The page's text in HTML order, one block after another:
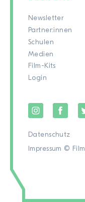
Newsletter
Partner:innen
Schulen
Medien
Film-Kits
Login
Datenschutz
Impressum ©